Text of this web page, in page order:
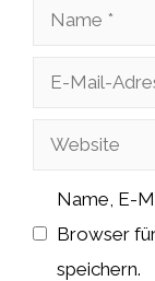
Name
Adresse
Website
Name, E-
Browser
speichern.